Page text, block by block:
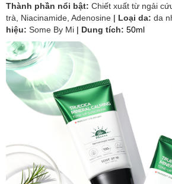
​Thành phần nổi bật: Chiết xuất từ ngải
trà, Niacinamide, Adenosine | Loại da: da
hiệu: Some By Mi | Dung tích: 50ml